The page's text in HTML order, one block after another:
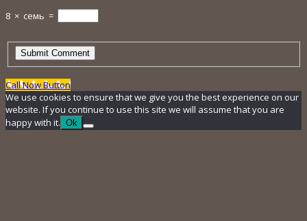
8 × семь =
Call Now Button
We use cookies to ensure that we give you the best experience on our
website. If you continue to use this site we will assume that you are
happy with it. Ok